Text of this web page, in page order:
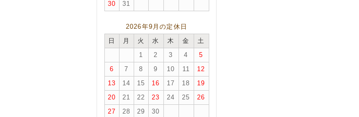
30
31
2026年9月の定休日
日
月 火 水 木 金
土
1
2 3 4
5
6
7 8 9 10 11
12
13
14 15 16 17 18
19
20
21 22 23 24 25
26
27
28 29 30